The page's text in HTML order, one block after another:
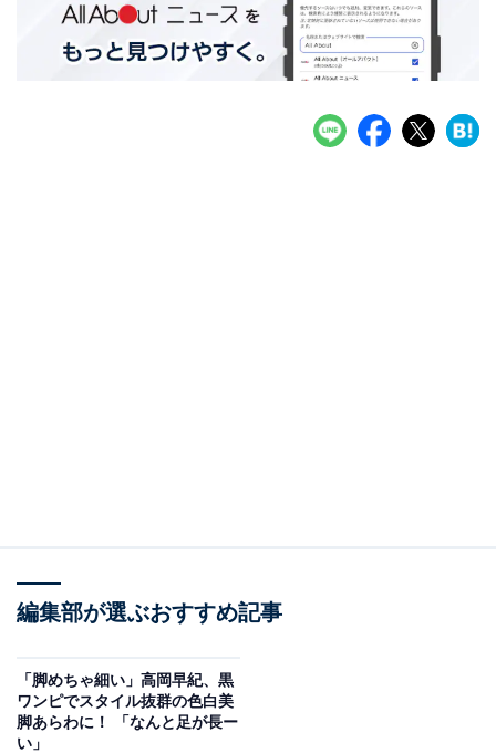
編集部が選ぶおすすめ記事
「脚めちゃ細い」高岡早紀、黒
ワンピでスタイル抜群の色白美
脚あらわに！ 「なんと足が長ー
い」